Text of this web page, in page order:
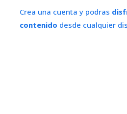
Crea una cuenta y podras
contenido desde cualquier